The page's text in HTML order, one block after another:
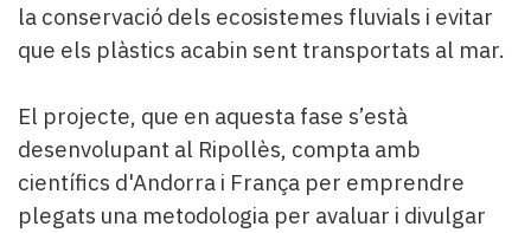
la conservació dels ecosistemes fluvials i evitar
que els plàstics acabin sent transportats al mar.
El projecte, que en aquesta fase s’està
desenvolupant al Ripollès, compta amb
científics d'Andorra i França per emprendre
plegats una metodologia per avaluar i divulgar